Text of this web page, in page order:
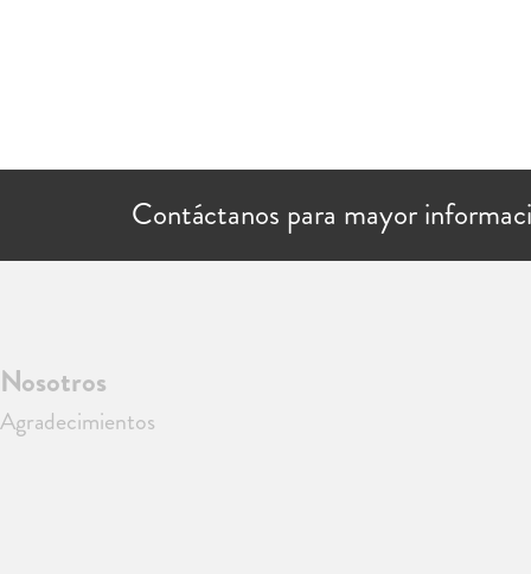
Contáctanos para mayor
Nosotros
Agradecimientos